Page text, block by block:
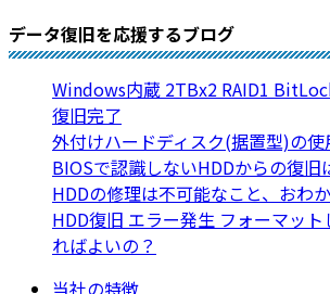
データ復旧を応援するブログ
Windows内蔵 2TBx2 RAID1
復旧完了
外付けハードディスク(据置型)の
BIOSで認識しないHDDからの復旧
HDDの修理は不可能なこと、おわ
HDD復旧 エラー発生 フォーマッ
ればよいの？
当社の特徴